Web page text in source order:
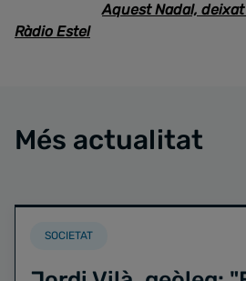
Aquest Nadal,
Ràdio Estel
Més actualitat
SOCIETAT